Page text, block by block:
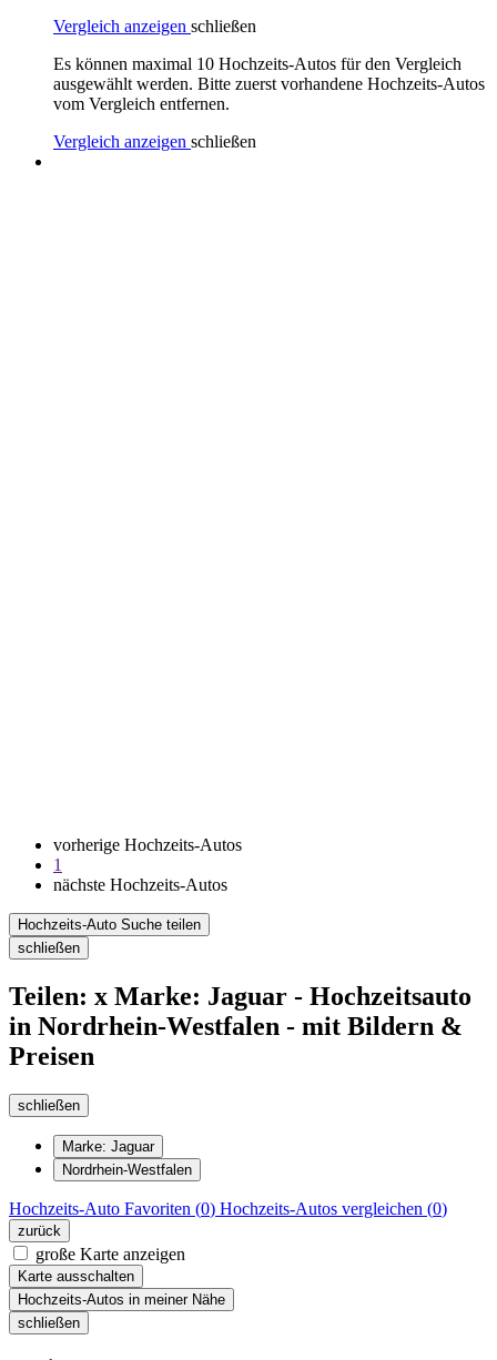
Vergleich anzeigen schließen
Es können maximal 10 Hochzeits-Autos für den Vergleich
ausgewählt werden. Bitte zuerst vorhandene Hochzeits-Autos
vom Vergleich entfernen.
Vergleich anzeigen schließen
vorherige Hochzeits-Autos
1
nächste Hochzeits-Autos
Hochzeits-Auto Suche teilen
schließen
Teilen: x Marke: Jaguar - Hochzeitsauto
in Nordrhein-Westfalen - mit Bildern &
Preisen
schließen
Marke: Jaguar
Nordrhein-Westfalen
Hochzeits-Auto Favoriten (0) Hochzeits-Autos vergleichen (0)
zurück
große Karte anzeigen
Karte ausschalten
Hochzeits-Autos in meiner Nähe
schließen